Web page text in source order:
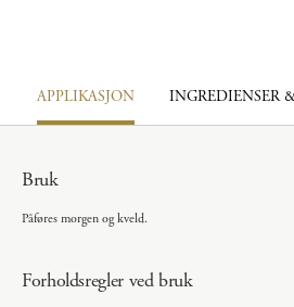
APPLIKASJON INGREDIENSER
Bruk
Påføres morgen og kveld.
Forholdsregler ved bruk